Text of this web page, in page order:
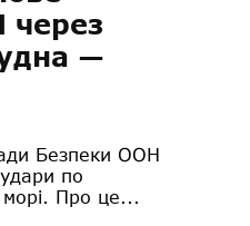
через
—
Безпеки ООН
удари по
Про це...